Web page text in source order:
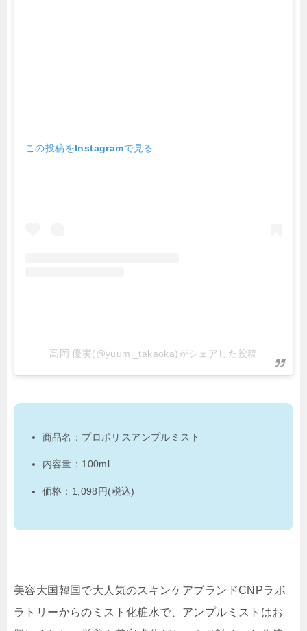
この投稿をInstagramで見る
高岡 優実(@yuumi_takaoka)がシェアした投稿
商品名：プロポリスアンプルミスト
内容量：100ml
価格：1,098円(税込)
美容大国韓国で大人気のスキンケアブランドCNPラボ
ラトリーからのミスト化粧水で、アンプルミストはお